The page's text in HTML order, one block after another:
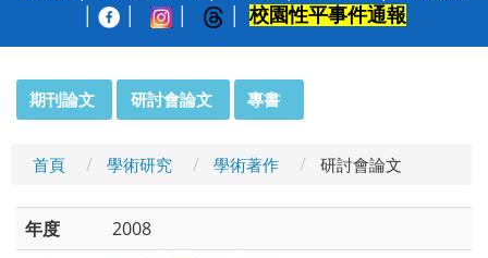
校園性平事件通報
期刊論文 研討會論文 專書
首頁 學術研究 學術著作 研討會論文
年度
2008